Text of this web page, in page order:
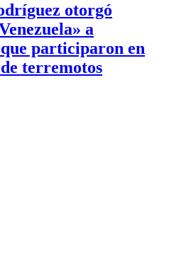
otorgó
a
participaron en
terremotos